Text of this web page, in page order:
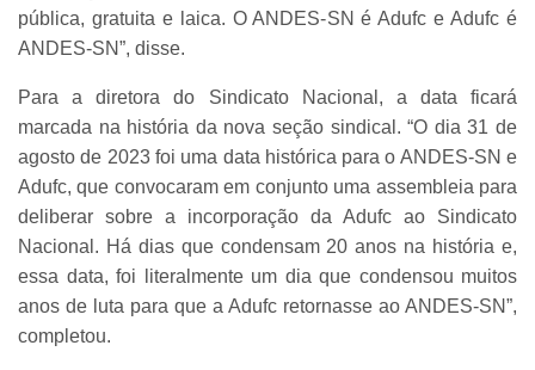
pública, gratuita e laica. O ANDES-SN é Adufc e Adufc é
ANDES-SN”, disse.
Para a diretora do Sindicato Nacional, a data ficará
marcada na história da nova seção sindical. “O dia 31 de
agosto de 2023 foi uma data histórica para o ANDES-SN e
Adufc, que convocaram em conjunto uma assembleia para
deliberar sobre a incorporação da Adufc ao Sindicato
Nacional. Há dias que condensam 20 anos na história e,
essa data, foi literalmente um dia que condensou muitos
anos de luta para que a Adufc retornasse ao ANDES-SN”,
completou.